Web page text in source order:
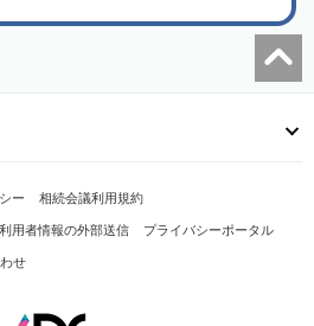
ー 相続会議利用規約
利用者情報の外部送信 プライバシーポータル
せ